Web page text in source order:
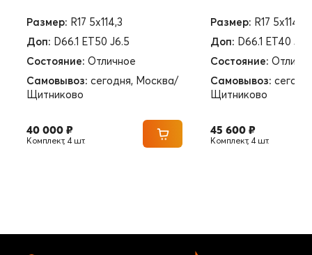
Размер: R17 5x114,3
Доп: D66.1 ET50 J6.5
Состояние: Отличное
Самовывоз: сегодня, Москва/
Щитниково
40 000 ₽
Комплект, 4 шт.
Размер: R17 5x114,3
Доп: D66.1 ET40 J7
Состояние:
Самовывоз:
Щитниково
45 600 ₽
Комплект, 4 шт.